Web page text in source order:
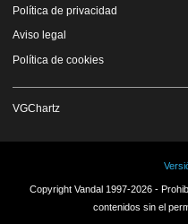
Política de privacidad
Aviso legal
Política de cookies
VGChartz
Copyright Vandal 1997-2026 -
contenidos sin el